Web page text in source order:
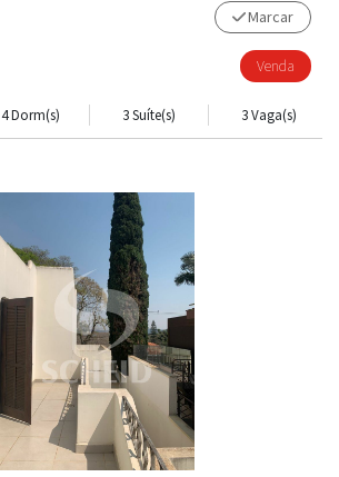
Marcar
Venda
4 Dorm(s) 3 Suíte(s) 3 Vaga(s)